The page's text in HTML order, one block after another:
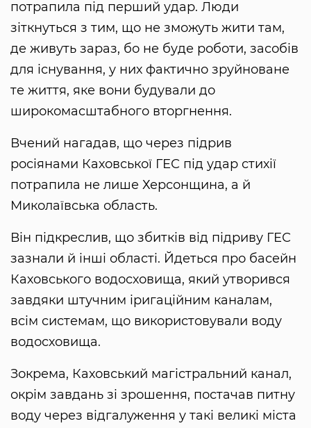
потрапила під перший удар. Люди
зіткнуться з тим, що не зможуть жити там,
де живуть зараз, бо не буде роботи, засобів
для існування, у них фактично зруйноване
те життя, яке вони будували до
широкомасштабного вторгнення.
Вчений нагадав, що через підрив
росіянами Каховської ГЕС під удар стихії
потрапила не лише Херсонщина, а й
Миколаївська область.
Він підкреслив, що збитків від підриву ГЕС
зазнали й інші області. Йдеться про басейн
Каховського водосховища, який утворився
завдяки штучним іригаційним каналам,
всім системам, що використовували воду
водосховища.
Зокрема, Каховський магістральний канал,
окрім завдань зі зрошення, постачав питну
воду через відгалуження у такі великі міста